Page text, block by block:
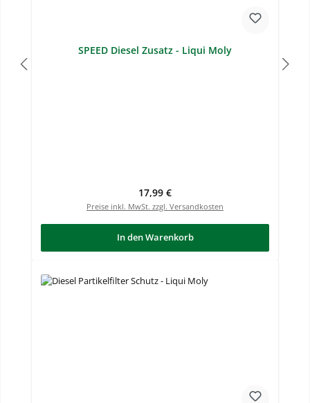
SPEED Diesel Zusatz - Liqui Moly
Regulärer Preis:
17,99 €
Preise inkl. MwSt. zzgl. Versandkosten
In den Warenkorb